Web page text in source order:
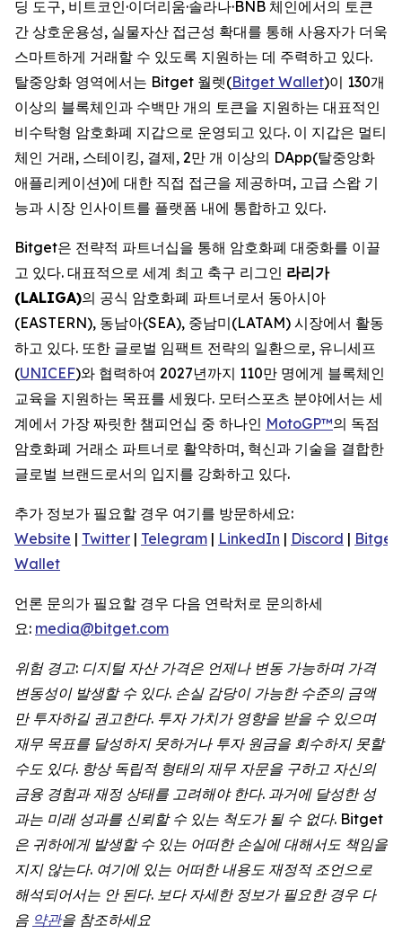
딩 도구, 비트코인·이더리움·솔라나·BNB 체인에서의 토큰
간 상호운용성, 실물자산 접근성 확대를 통해 사용자가 더욱
스마트하게 거래할 수 있도록 지원하는 데 주력하고 있다.
탈중앙화 영역에서는 Bitget 월렛(Bitget Wallet)이 130개
이상의 블록체인과 수백만 개의 토큰을 지원하는 대표적인
비수탁형 암호화폐 지갑으로 운영되고 있다. 이 지갑은 멀티
체인 거래, 스테이킹, 결제, 2만 개 이상의 DApp(탈중앙화
애플리케이션)에 대한 직접 접근을 제공하며, 고급 스왑 기
능과 시장 인사이트를 플랫폼 내에 통합하고 있다.
Bitget은 전략적 파트너십을 통해 암호화폐 대중화를 이끌
고 있다. 대표적으로 세계 최고 축구 리그인 라리가
(LALIGA)의 공식 암호화폐 파트너로서 동아시아
(EASTERN), 동남아(SEA), 중남미(LATAM) 시장에서 활동
하고 있다. 또한 글로벌 임팩트 전략의 일환으로, 유니세프
(UNICEF)와 협력하여 2027년까지 110만 명에게 블록체인
교육을 지원하는 목표를 세웠다. 모터스포츠 분야에서는 세
계에서 가장 짜릿한 챔피언십 중 하나인 MotoGP™의 독점
암호화폐 거래소 파트너로 활약하며, 혁신과 기술을 결합한
글로벌 브랜드로서의 입지를 강화하고 있다.
추가 정보가 필요할 경우 여기를 방문하세요:
Website | Twitter | Telegram | LinkedIn | Discord | Bitget
Wallet
언론 문의가 필요할 경우 다음 연락처로 문의하세
요: media@bitget.com
위험 경고: 디지털 자산 가격은 언제나 변동 가능하며 가격
변동성이 발생할 수 있다. 손실 감당이 가능한 수준의 금액
만 투자하길 권고한다. 투자 가치가 영향을 받을 수 있으며
재무 목표를 달성하지 못하거나 투자 원금을 회수하지 못할
수도 있다. 항상 독립적 형태의 재무 자문을 구하고 자신의
금융 경험과 재정 상태를 고려해야 한다. 과거에 달성한 성
과는 미래 성과를 신뢰할 수 있는 척도가 될 수 없다. Bitget
은 귀하에게 발생할 수 있는 어떠한 손실에 대해서도 책임을
지지 않는다. 여기에 있는 어떠한 내용도 재정적 조언으로
해석되어서는 안 된다. 보다 자세한 정보가 필요한 경우 다
음 약관을 참조하세요